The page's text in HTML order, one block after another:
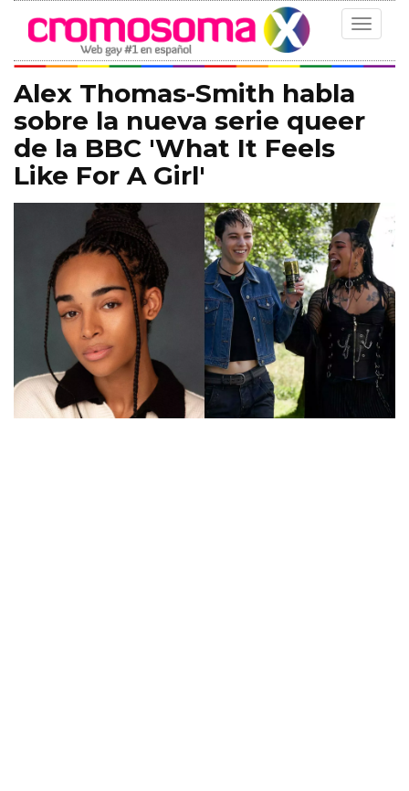
Toggle
Alex Thomas-Smith habla
sobre la nueva serie queer
de la BBC 'What It Feels
Like For A Girl'